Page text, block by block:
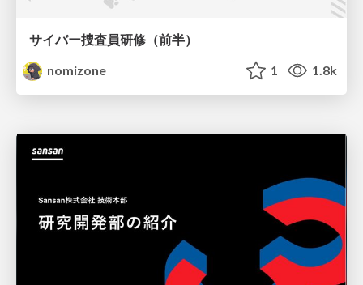
サイバー捜査員研修（前半）
nomizone
1 1.8k